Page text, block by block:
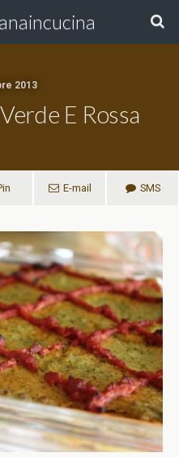
2013
E Rossa
E-mail SMS